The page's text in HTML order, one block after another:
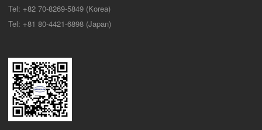
Tel: +82 70-8269-5849 (Korea)
Tel: +81 80-4421-6898 (Japan)